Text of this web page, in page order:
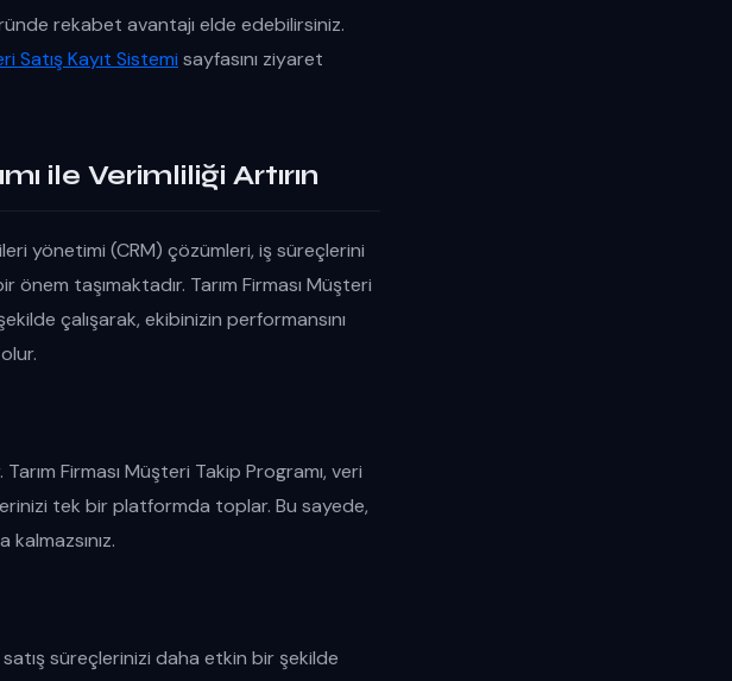
rekabet avantajı elde edebilirsiniz.
Satış Kayıt Sistemi sayfasını ziyaret
ile Verimliliği Artırın
yönetimi (CRM) çözümleri, iş süreçlerini
taşımaktadır. Tarım Firması Müşteri
çalışarak, ekibinizin performansını
Firması Müşteri Takip Programı, veri
tek bir platformda toplar. Bu sayede,
süreçlerinizi daha etkin bir şekilde